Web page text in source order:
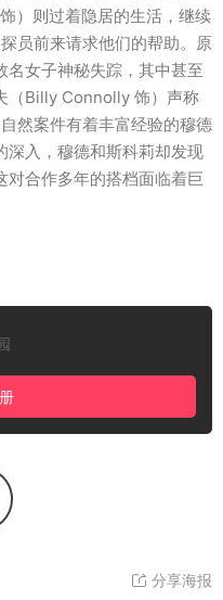
）则过着隐居的生活，继续
员前来请求他们的帮助。原
名女子神秘失踪，其中甚至
（Billy Connolly 饰）声称
然案件有着丰富经验的穆德
深入，穆德和斯科莉却发现
对合作多年的搭档面临着巨
分享海报